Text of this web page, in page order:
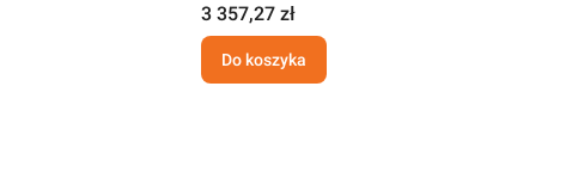
3 357,27 zł
Do koszyka